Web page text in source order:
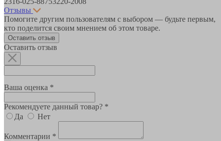
Отзывы
Помогите другим пользователям с выбором — будьте первым,
кто поделится своим мнением об этом товаре.
Оставить отзыв
Оставить отзыв
Ваша оценка *
Рекомендуете данный товар? *
Да
Нет
Комментарии *